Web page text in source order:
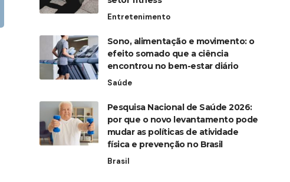
Entretenimento
Sono, alimentação e movimento: o
efeito somado que a ciência
encontrou no bem-estar diário
Saúde
Pesquisa Nacional de Saúde 2026:
por que o novo levantamento pode
mudar as políticas de atividade
física e prevenção no Brasil
Brasil